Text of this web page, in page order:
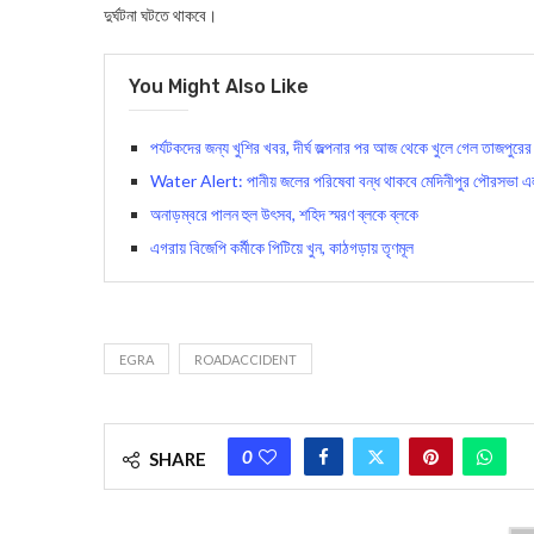
দুর্ঘটনা ঘটতে থাকবে।
You Might Also Like
পর্যটকদের জন্য খুশির খবর, দীর্ঘ জল্পনার পর আজ থেকে খুলে গেল তাজপুরের
Water Alert: পানীয় জলের পরিষেবা বন্ধ থাকবে মেদিনীপুর পৌরসভা
অনাড়ম্বরে পালন হুল উৎসব, শহিদ স্মরণ ব্লকে ব্লকে
এগরায় বিজেপি কর্মীকে পিটিয়ে খুন, কাঠগড়ায় তৃণমূল
EGRA ROADACCIDENT
SHARE 0